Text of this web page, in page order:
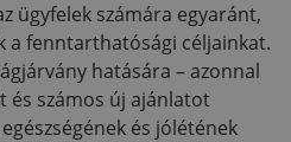
ügyfelek számára egyaránt,
a fenntarthatósági céljainkat.
hatására – azonnal
számos új ajánlatot
és jólétének